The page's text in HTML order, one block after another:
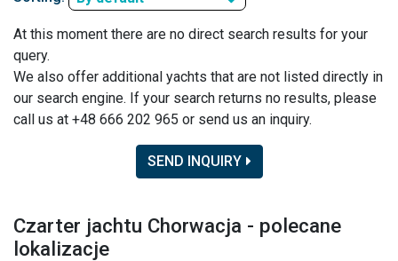
At this moment there are no direct search results for your
query.
We also offer additional yachts that are not listed directly in
our search engine. If your search returns no results, please
call us at +48 666 202 965 or send us an inquiry.
SEND INQUIRY
Czarter jachtu Chorwacja - polecane
lokalizacje